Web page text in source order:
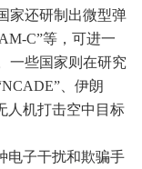
家还研制出微型弹
C”等，可进一
一些国家则在研究
、伊朗
人机打击空中目标
电子干扰和欺骗手